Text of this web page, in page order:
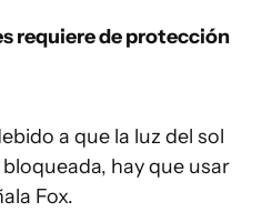
requiere de protección
a que la luz del sol
hay que usar
Fox.